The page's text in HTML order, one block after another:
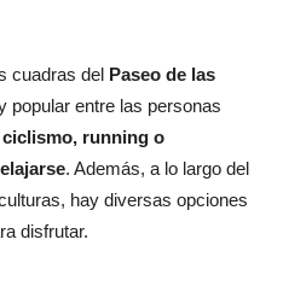
cuadras del Paseo de las
popular entre las personas
ciclismo, running o
. Además, a lo largo del
hay diversas opciones
disfrutar.